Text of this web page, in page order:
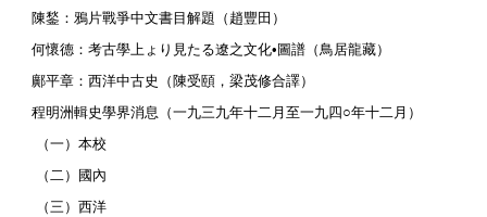
陳鍫：鴉片戰爭中文書目解題（趙豐田）
何懷德：考古學上ょり見たる遼之文化•圖譜（鳥居龍藏）
鄺平章：西洋中古史（陳受頤，梁茂修合譯）
程明洲輯史學界消息（一九三九年十二月至一九四○年十二月）
（一）本校
（二）國內
（三）西洋